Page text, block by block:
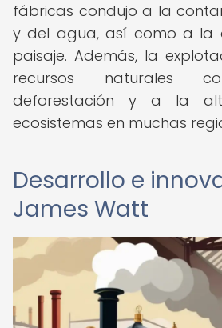
fábricas condujo a la
y del agua, así como a la
paisaje. Además, la
recursos naturales
deforestación y a la
ecosistemas en muchas
Desarrollo e
James Watt